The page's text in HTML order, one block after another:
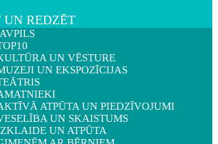
REDZĒT
UN VĒSTURE
UN EKSPOZĪCIJAS
ATPŪTA UN PIEDZĪVOJUMI
UN SKAISTUMS
UN ATPŪTA